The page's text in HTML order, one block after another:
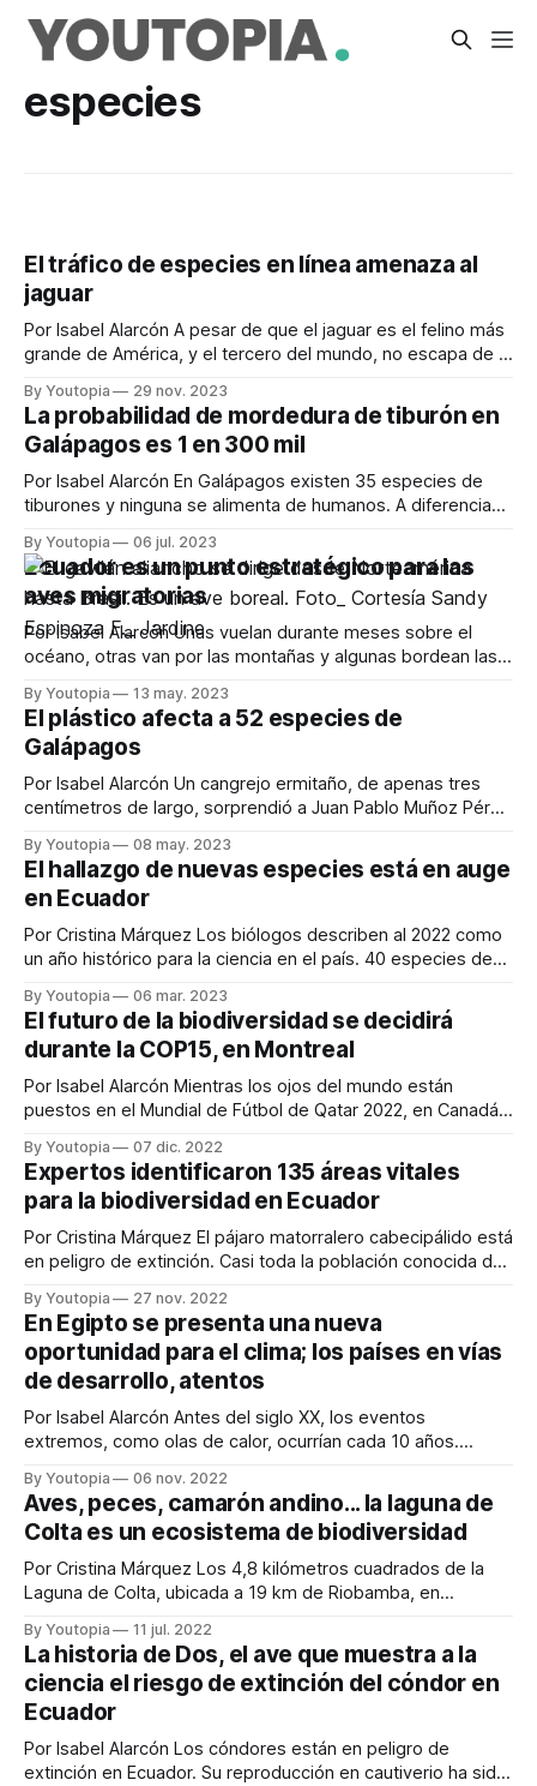
especies
El tráfico de especies en línea amenaza al
jaguar
Por Isabel Alarcón A pesar de que el jaguar es el felino más
grande de América, y el tercero del mundo, no escapa de la
metros de largo y pesa más de 150 kilos, es requerido por
sus dientes,
By Youtopia 29 nov. 2023
La probabilidad de mordedura de tiburón en
Galápagos es 1 en 300 mil
Por Isabel Alarcón En Galápagos existen 35 especies de
tiburones y ninguna se alimenta de humanos. A diferencia
parte de la dieta de los animales y las mordeduras también
son eventos inusuales. Durante el 2022, la Universidad de
By Youtopia 06 jul. 2023
Ecuador es un punto estratégico para las
aves migratorias
Por Isabel Alarcón Unas vuelan durante meses sobre el
océano, otras van por las montañas y algunas bordean las
América llegan a Ecuador, en busca de alimento, agua y
mejores condiciones climáticas. Este es un proceso que
By Youtopia 13 may. 2023
El plástico afecta a 52 especies de
Galápagos
Por Isabel Alarcón Un cangrejo ermitaño, de apenas tres
centímetros de largo, sorprendió a Juan Pablo Muñoz Pérez
Galápagos. Aunque este pequeño invertebrado es común
en las islas, en este caso tenía algo diferente: no utilizaba
una concha de caracol para
By Youtopia 08 may. 2023
El hallazgo de nuevas especies está en auge
en Ecuador
Por Cristina Márquez Los biólogos describen al 2022 como
un año histórico para la ciencia en el país. 40 especies de
anfibios -que fueron colectados en bosques nublados,
páramos altoandinos y otros sitios-, fueron descritas por
primera vez. Ese año, a diferencia del
By Youtopia 06 mar. 2023
El futuro de la biodiversidad se decidirá
durante la COP15, en Montreal
Por Isabel Alarcón Mientras los ojos del mundo están
puestos en el Mundial de Fútbol de Qatar 2022, en Canadá
19 de diciembre del 2022 se lleva a cabo la 15 Conferencia
de Naciones Unidas sobre
By Youtopia 07 dic. 2022
Expertos identificaron 135 áreas vitales
para la biodiversidad en Ecuador
Por Cristina Márquez El pájaro matorralero cabecipálido está
en peligro de extinción. Casi toda la población conocida de
bosque nublado de Yunguilla, en Pichincha. Los expertos en
aves determinaron que esa zona es un área clave para la
biodiversidad
By Youtopia 27 nov. 2022
En Egipto se presenta una nueva
oportunidad para el clima; los países en vías
de desarrollo, atentos
Por Isabel Alarcón Antes del siglo XX, los eventos
extremos, como olas de calor, ocurrían cada 10 años.
lado, las poblaciones de aves, anfibios, reptiles y peces en
el mundo han disminuido en un 69%. Estas son algunas de
las
By Youtopia 06 nov. 2022
Aves, peces, camarón andino... la laguna de
Colta es un ecosistema de biodiversidad
Por Cristina Márquez Los 4,8 kilómetros cuadrados de la
Laguna de Colta, ubicada a 19 km de Riobamba, en
cada año a miles de turistas. Junto a la laguna hay un
bosque nativo protegido por las comunidades del sector,
que está
By Youtopia 11 jul. 2022
La historia de Dos, el ave que muestra a la
ciencia el riesgo de extinción del cóndor en
Ecuador
Por Isabel Alarcón Los cóndores están en peligro de
extinción en Ecuador. Su reproducción en cautiverio ha sido